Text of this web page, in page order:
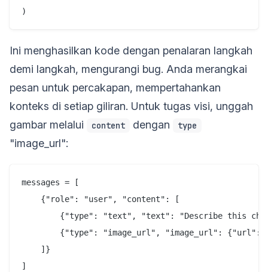
Ini menghasilkan kode dengan penalaran langkah
demi langkah, mengurangi bug. Anda merangkai
pesan untuk percakapan, mempertahankan
konteks di setiap giliran. Untuk tugas visi, unggah
gambar melalui
content dengan type
"image_url":
messages = [
    {"role": "user", "content": [
{"type": "text", "text": "Describe this
{"type": "image_url", "image_url": {"url":
    ]}